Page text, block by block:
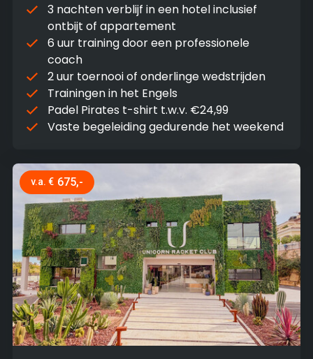
3 nachten verblijf in een hotel inclusief
ontbijt of appartement
6 uur training door een professionele
coach
2 uur toernooi of onderlinge wedstrijden
Trainingen in het Engels
Padel Pirates t-shirt t.w.v. €24,99
Vaste begeleiding gedurende het weekend
v.a. € 675,-